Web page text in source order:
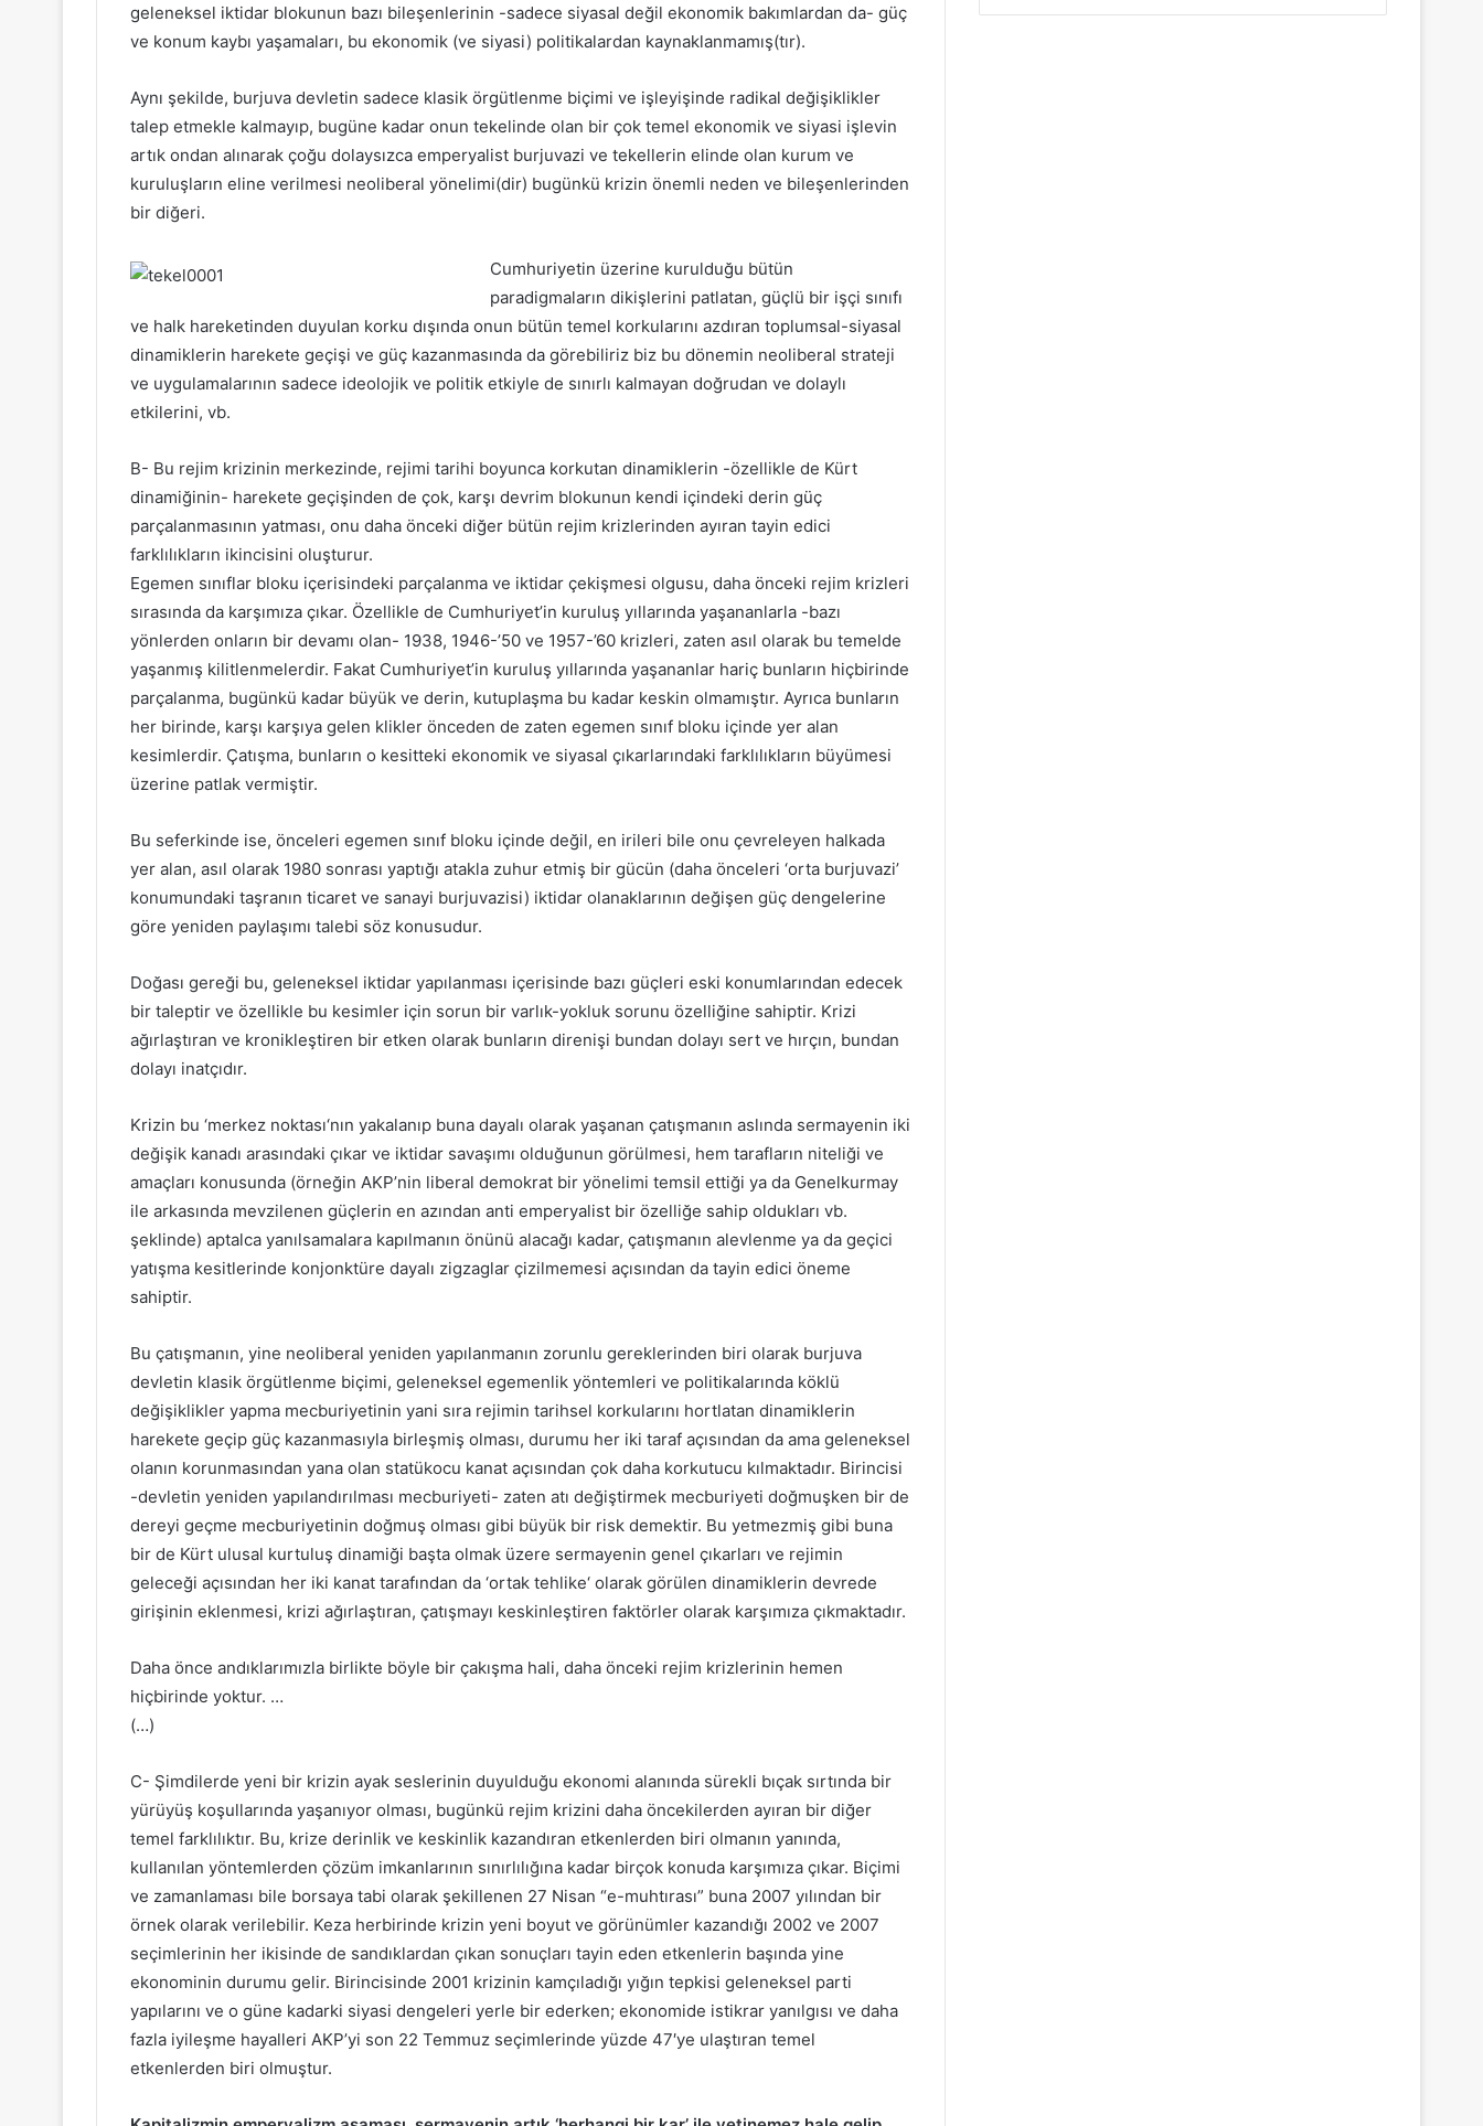
geleneksel iktidar blokunun bazı bileşenlerinin -sadece siyasal değil ekonomik bakımlardan da- güç
ve konum kaybı yaşamaları, bu ekonomik (ve siyasi) politikalardan kaynaklanmamış(tır).
Aynı şekilde, burjuva devletin sadece klasik örgütlenme biçimi ve işleyişinde radikal değişiklikler
talep etmekle kalmayıp, bugüne kadar onun tekelinde olan bir çok temel ekonomik ve siyasi işlevin
artık ondan alınarak çoğu dolaysızca emperyalist burjuvazi ve tekellerin elinde olan kurum ve
kuruluşların eline verilmesi neoliberal yönelimi(dir) bugünkü krizin önemli neden ve bileşenlerinden
bir diğeri.
Cumhuriyetin üzerine kurulduğu bütün
paradigmaların dikişlerini patlatan, güçlü bir işçi sınıfı
ve halk hareketinden duyulan korku dışında onun bütün temel korkularını azdıran toplumsal-siyasal
dinamiklerin harekete geçişi ve güç kazanmasında da görebiliriz biz bu dönemin neoliberal strateji
ve uygulamalarının sadece ideolojik ve politik etkiyle de sınırlı kalmayan doğrudan ve dolaylı
etkilerini, vb.
B- Bu rejim krizinin merkezinde, rejimi tarihi boyunca korkutan dinamiklerin -özellikle de Kürt
dinamiğinin- harekete geçişinden de çok, karşı devrim blokunun kendi içindeki derin güç
parçalanmasının yatması, onu daha önceki diğer bütün rejim krizlerinden ayıran tayin edici
farklılıkların ikincisini oluşturur.
Egemen sınıflar bloku içerisindeki parçalanma ve iktidar çekişmesi olgusu, daha önceki rejim krizleri
sırasında da karşımıza çıkar. Özellikle de Cumhuriyet’in kuruluş yıllarında yaşananlarla -bazı
yönlerden onların bir devamı olan- 1938, 1946-’50 ve 1957-’60 krizleri, zaten asıl olarak bu temelde
yaşanmış kilitlenmelerdir. Fakat Cumhuriyet’in kuruluş yıllarında yaşananlar hariç bunların hiçbirinde
parçalanma, bugünkü kadar büyük ve derin, kutuplaşma bu kadar keskin olmamıştır. Ayrıca bunların
her birinde, karşı karşıya gelen klikler önceden de zaten egemen sınıf bloku içinde yer alan
kesimlerdir. Çatışma, bunların o kesitteki ekonomik ve siyasal çıkarlarındaki farklılıkların büyümesi
üzerine patlak vermiştir.
Bu seferkinde ise, önceleri egemen sınıf bloku içinde değil, en irileri bile onu çevreleyen halkada
yer alan, asıl olarak 1980 sonrası yaptığı atakla zuhur etmiş bir gücün (daha önceleri ‘orta burjuvazi’
konumundaki taşranın ticaret ve sanayi burjuvazisi) iktidar olanaklarının değişen güç dengelerine
göre yeniden paylaşımı talebi söz konusudur.
Doğası gereği bu, geleneksel iktidar yapılanması içerisinde bazı güçleri eski konumlarından edecek
bir taleptir ve özellikle bu kesimler için sorun bir varlık-yokluk sorunu özelliğine sahiptir. Krizi
ağırlaştıran ve kronikleştiren bir etken olarak bunların direnişi bundan dolayı sert ve hırçın, bundan
dolayı inatçıdır.
Krizin bu ‘merkez noktası‘nın yakalanıp buna dayalı olarak yaşanan çatışmanın aslında sermayenin iki
değişik kanadı arasındaki çıkar ve iktidar savaşımı olduğunun görülmesi, hem tarafların niteliği ve
amaçları konusunda (örneğin AKP’nin liberal demokrat bir yönelimi temsil ettiği ya da Genelkurmay
ile arkasında mevzilenen güçlerin en azından anti emperyalist bir özelliğe sahip oldukları vb.
şeklinde) aptalca yanılsamalara kapılmanın önünü alacağı kadar, çatışmanın alevlenme ya da geçici
yatışma kesitlerinde konjonktüre dayalı zigzaglar çizilmemesi açısından da tayin edici öneme
sahiptir.
Bu çatışmanın, yine neoliberal yeniden yapılanmanın zorunlu gereklerinden biri olarak burjuva
devletin klasik örgütlenme biçimi, geleneksel egemenlik yöntemleri ve politikalarında köklü
değişiklikler yapma mecburiyetinin yani sıra rejimin tarihsel korkularını hortlatan dinamiklerin
harekete geçip güç kazanmasıyla birleşmiş olması, durumu her iki taraf açısından da ama geleneksel
olanın korunmasından yana olan statükocu kanat açısından çok daha korkutucu kılmaktadır. Birincisi
-devletin yeniden yapılandırılması mecburiyeti- zaten atı değiştirmek mecburiyeti doğmuşken bir de
dereyi geçme mecburiyetinin doğmuş olması gibi büyük bir risk demektir. Bu yetmezmiş gibi buna
bir de Kürt ulusal kurtuluş dinamiği başta olmak üzere sermayenin genel çıkarları ve rejimin
geleceği açısından her iki kanat tarafından da ‘ortak tehlike‘ olarak görülen dinamiklerin devrede
girişinin eklenmesi, krizi ağırlaştıran, çatışmayı keskinleştiren faktörler olarak karşımıza çıkmaktadır.
Daha önce andıklarımızla birlikte böyle bir çakışma hali, daha önceki rejim krizlerinin hemen
hiçbirinde yoktur. …
(…)
C- Şimdilerde yeni bir krizin ayak seslerinin duyulduğu ekonomi alanında sürekli bıçak sırtında bir
yürüyüş koşullarında yaşanıyor olması, bugünkü rejim krizini daha öncekilerden ayıran bir diğer
temel farklılıktır. Bu, krize derinlik ve keskinlik kazandıran etkenlerden biri olmanın yanında,
kullanılan yöntemlerden çözüm imkanlarının sınırlılığına kadar birçok konuda karşımıza çıkar. Biçimi
ve zamanlaması bile borsaya tabi olarak şekillenen 27 Nisan “e-muhtırası” buna 2007 yılından bir
örnek olarak verilebilir. Keza herbirinde krizin yeni boyut ve görünümler kazandığı 2002 ve 2007
seçimlerinin her ikisinde de sandıklardan çıkan sonuçları tayin eden etkenlerin başında yine
ekonominin durumu gelir. Birincisinde 2001 krizinin kamçıladığı yığın tepkisi geleneksel parti
yapılarını ve o güne kadarki siyasi dengeleri yerle bir ederken; ekonomide istikrar yanılgısı ve daha
fazla iyileşme hayalleri AKP’yi son 22 Temmuz seçimlerinde yüzde 47′ye ulaştıran temel
etkenlerden biri olmuştur.